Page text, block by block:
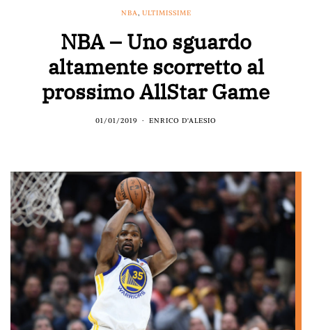
NBA, ULTIMISSIME
NBA – Uno sguardo
altamente scorretto al
prossimo AllStar Game
01/01/2019 ENRICO D'ALESIO